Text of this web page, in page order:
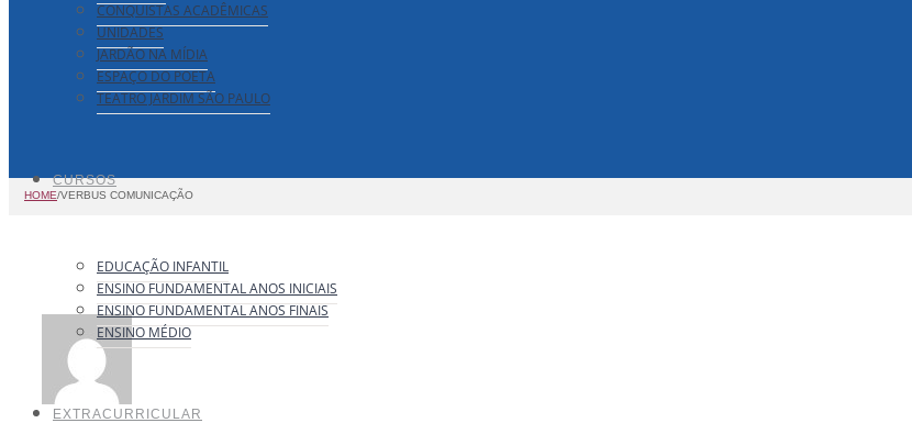
CONQUISTAS ACADÊMICAS
UNIDADES
JARDÃO NA MÍDIA
ESPAÇO DO POETA
TEATRO JARDIM SÃO PAULO
CURSOS
EDUCAÇÃO INFANTIL
ENSINO FUNDAMENTAL ANOS INICIAIS
ENSINO FUNDAMENTAL ANOS FINAIS
ENSINO MÉDIO
EXTRACURRICULAR
HOME/VERBUS COMUNICAÇÃO